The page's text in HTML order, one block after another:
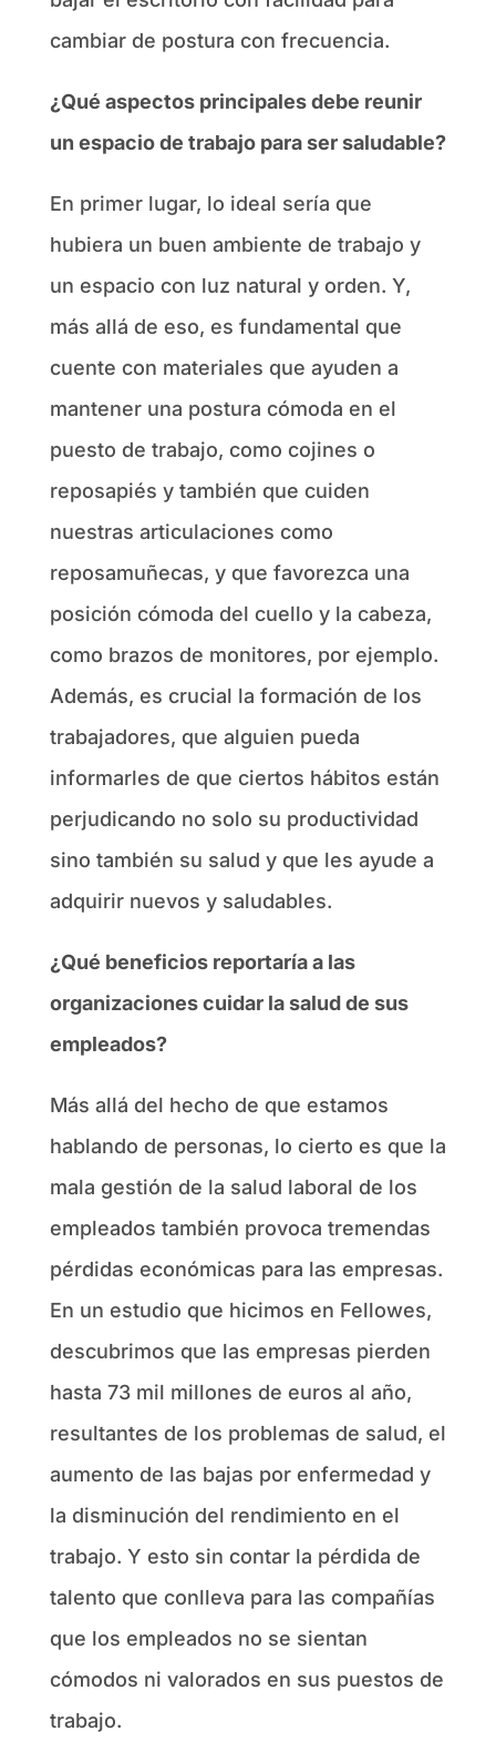
cambiar de postura con frecuencia.
¿Qué aspectos principales debe reunir
un espacio de trabajo para ser saludable?
En primer lugar, lo ideal sería que
hubiera un buen ambiente de trabajo y
un espacio con luz natural y orden. Y,
más allá de eso, es fundamental que
cuente con materiales que ayuden a
mantener una postura cómoda en el
puesto de trabajo, como cojines o
reposapiés y también que cuiden
nuestras articulaciones como
reposamuñecas, y que favorezca una
posición cómoda del cuello y la cabeza,
como brazos de monitores, por ejemplo.
Además, es crucial la formación de los
trabajadores, que alguien pueda
informarles de que ciertos hábitos están
perjudicando no solo su productividad
sino también su salud y que les ayude a
adquirir nuevos y saludables.
¿Qué beneficios reportaría a las
organizaciones cuidar la salud de sus
empleados?
Más allá del hecho de que estamos
hablando de personas, lo cierto es que la
mala gestión de la salud laboral de los
empleados también provoca tremendas
pérdidas económicas para las empresas.
En un estudio que hicimos en Fellowes,
descubrimos que las empresas pierden
hasta 73 mil millones de euros al año,
resultantes de los problemas de salud, el
aumento de las bajas por enfermedad y
la disminución del rendimiento en el
trabajo. Y esto sin contar la pérdida de
talento que conlleva para las compañías
que los empleados no se sientan
cómodos ni valorados en sus puestos de
trabajo.